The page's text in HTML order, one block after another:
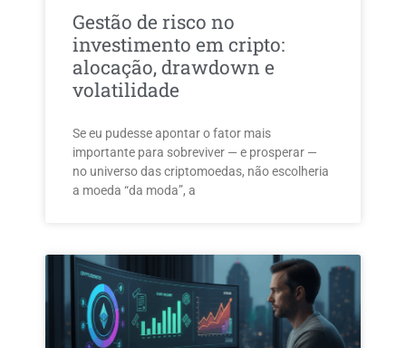
Gestão de risco no
investimento em cripto:
alocação, drawdown e
volatilidade
Se eu pudesse apontar o fator mais
importante para sobreviver — e prosperar —
no universo das criptomoedas, não escolheria
a moeda “da moda”, a